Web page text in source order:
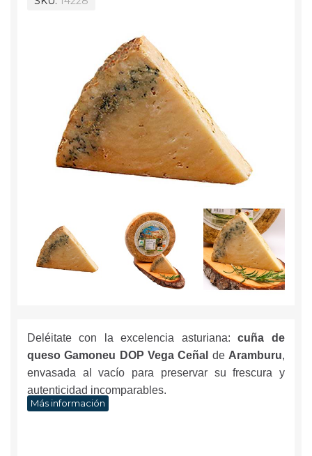
Deléitate con la excelencia asturiana: cuña de
queso Gamoneu DOP Vega Ceñal de Aramburu,
envasada al vacío para preservar su frescura y
autenticidad incomparables.
Más información